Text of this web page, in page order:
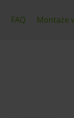
FAQ Montaże